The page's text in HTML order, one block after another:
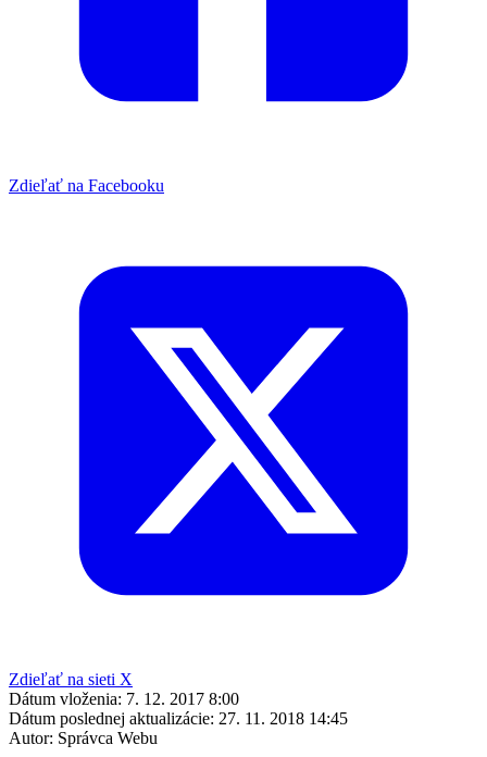
Zdieľať na Facebooku
Zdieľať na sieti X
Dátum vloženia: 7. 12. 2017 8:00
Dátum poslednej aktualizácie: 27. 11. 2018 14:45
Autor: Správca Webu